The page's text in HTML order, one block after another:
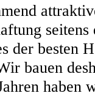
seitens
der besten
bauen
haben